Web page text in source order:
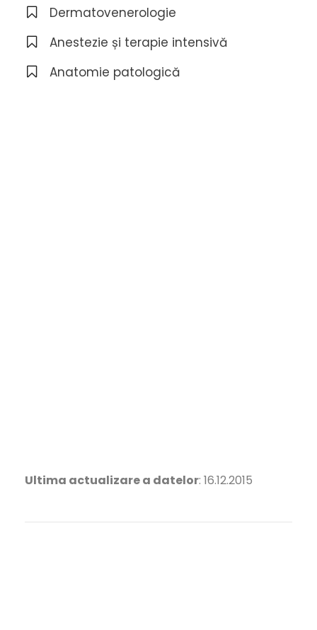
Dermatovenerologie
Anestezie și terapie intensivă
Anatomie patologică
Ultima actualizare a datelor: 16.12.2015